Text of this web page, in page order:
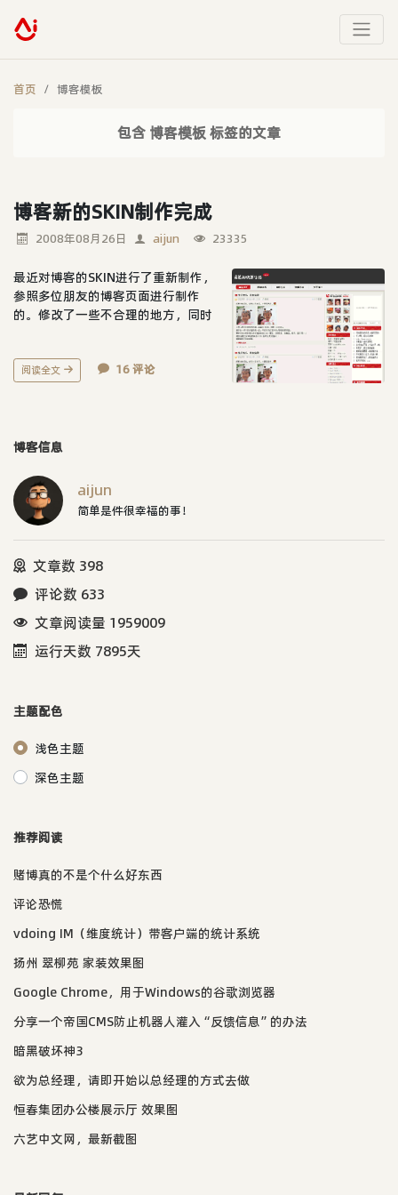
首页 博客模板
包含 博客模板 标签的文章
博客新的SKIN制作完成
2008年08月26日 aijun 23335
最近对博客的SKIN进行了重新制作，
参照多位朋友的博客页面进行制作
的。修改了一些不合理的地方，同时
作的，可能只适合我自己用的博客。
阅读全文 16 评论
博客信息
aijun
简单是件很幸福的事！
文章数 398
评论数 633
文章阅读量 1959009
运行天数 7895天
主题配色
浅色主题
深色主题
推荐阅读
赌博真的不是个什么好东西
评论恐慌
vdoing IM（维度统计）带客户端的统计系统
扬州 翠柳苑 家装效果图
Google Chrome，用于Windows的谷歌浏览器
分享一个帝国CMS防止机器人灌入“反馈信息”的办法
暗黑破坏神3
欲为总经理，请即开始以总经理的方式去做
恒春集团办公楼展示厅 效果图
六艺中文网，最新截图